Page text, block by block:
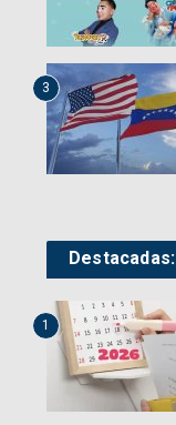
3
Destacadas:
1